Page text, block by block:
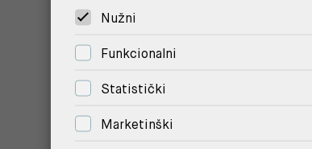
Nužni
Funkcionalni
Statistički
Marketinški